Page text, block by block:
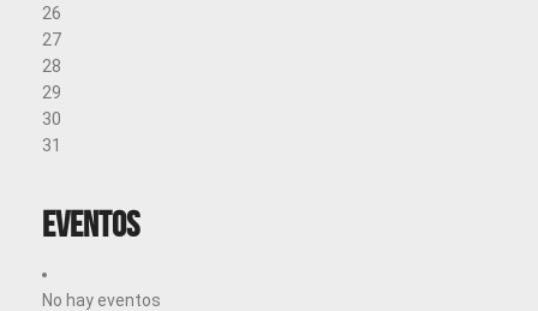
26
27
28
29
30
31
Eventos
No hay eventos